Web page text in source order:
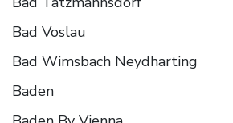
Bad Voslau
Bad Wimsbach Neydharting
Baden